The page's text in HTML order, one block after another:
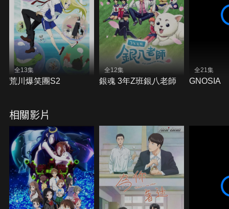
全13集
荒川爆笑團S2
全12集
銀魂 3年Z班銀八老師
全21集
GNOSIA
相關影片